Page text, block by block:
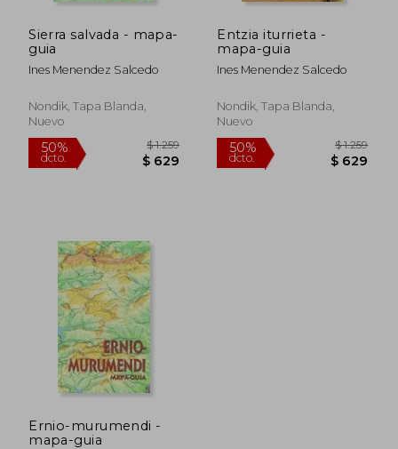
35%
Sierra salvada - mapa-
guia
Ines Menendez Salcedo
Nondik, Tapa Blanda,
Nuevo
Entzia iturrieta -
mapa-guia
Ines Menendez Salcedo
Nondik, Tapa Blanda,
Nuevo
Ernio-murumendi -
mapa-guia